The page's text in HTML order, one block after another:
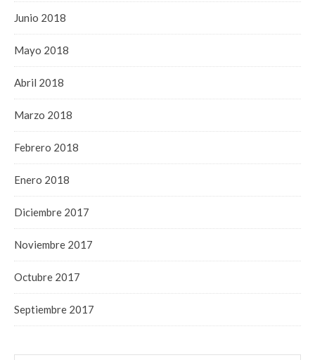
Junio 2018
Mayo 2018
Abril 2018
Marzo 2018
Febrero 2018
Enero 2018
Diciembre 2017
Noviembre 2017
Octubre 2017
Septiembre 2017